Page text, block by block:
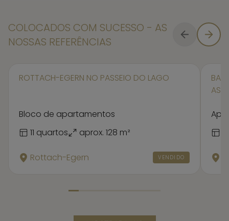
COLOCADOS COM SUCESSO - AS
NOSSAS REFERÊNCIAS
ROTTACH-EGERN NO PASSEIO DO LAGO
Bloco de apartamentos
11 quartos
aprox. 128 m²
Rottach-Egern VENDIDO
BAD